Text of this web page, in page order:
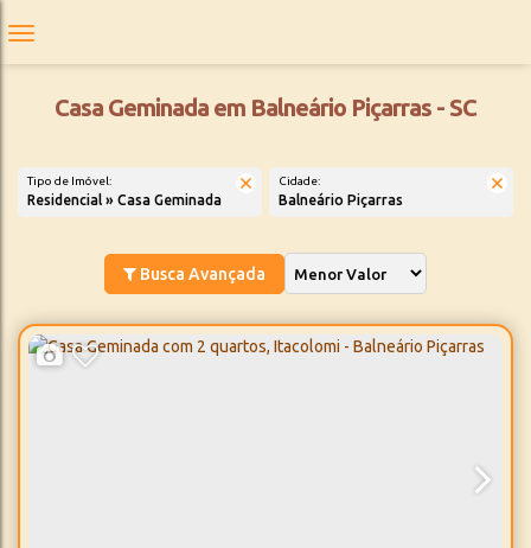
Casa Geminada em Balneário Piçarras - SC
Tipo de Imóvel:
Residencial » Casa Geminada
Cidade:
Balneário Piçarras
Busca Avançada